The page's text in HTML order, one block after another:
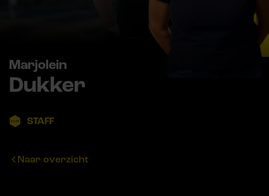
Marjolein
Dukker
STAFF
Naar overzicht